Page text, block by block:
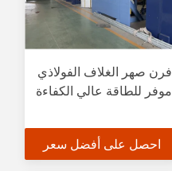
فرن صهر الغلاف الفولاذي
موفر للطاقة عالي الكفاءة
احصل على أفضل سعر